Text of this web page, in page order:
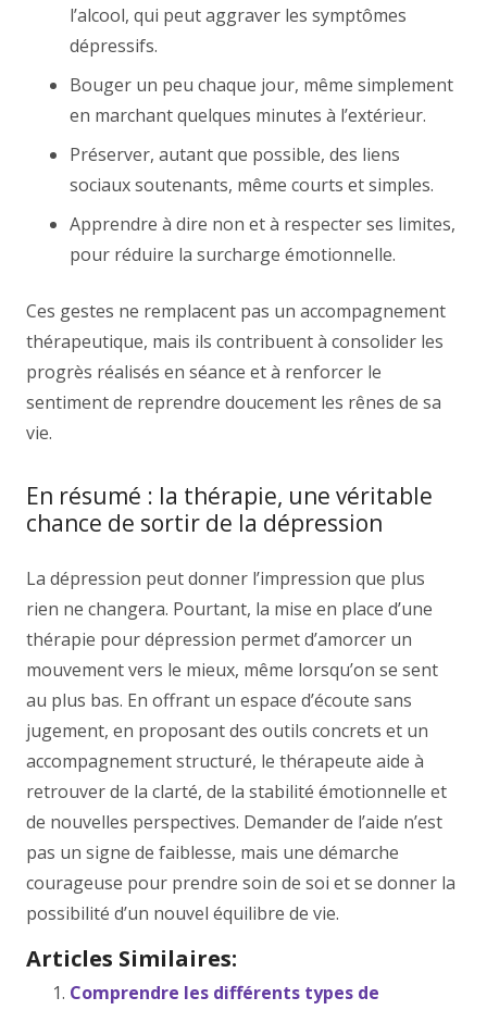
l’alcool, qui peut aggraver les symptômes
dépressifs.
Bouger un peu chaque jour, même simplement
en marchant quelques minutes à l’extérieur.
Préserver, autant que possible, des liens
sociaux soutenants, même courts et simples.
Apprendre à dire non et à respecter ses limites,
pour réduire la surcharge émotionnelle.
Ces gestes ne remplacent pas un accompagnement
thérapeutique, mais ils contribuent à consolider les
progrès réalisés en séance et à renforcer le
sentiment de reprendre doucement les rênes de sa
vie.
En résumé : la thérapie, une véritable
chance de sortir de la dépression
La dépression peut donner l’impression que plus
rien ne changera. Pourtant, la mise en place d’une
thérapie pour dépression permet d’amorcer un
mouvement vers le mieux, même lorsqu’on se sent
au plus bas. En offrant un espace d’écoute sans
jugement, en proposant des outils concrets et un
accompagnement structuré, le thérapeute aide à
retrouver de la clarté, de la stabilité émotionnelle et
de nouvelles perspectives. Demander de l’aide n’est
pas un signe de faiblesse, mais une démarche
courageuse pour prendre soin de soi et se donner la
possibilité d’un nouvel équilibre de vie.
Articles Similaires:
Comprendre les différents types de